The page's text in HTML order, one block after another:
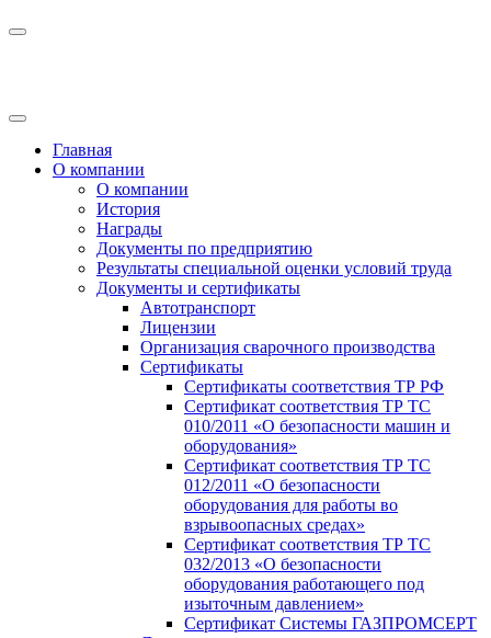
Главная
О компании
О компании
История
Награды
Документы по предприятию
Результаты специальной оценки условий труда
Документы и сертификаты
Автотранспорт
Лицензии
Организация сварочного производства
Cертификаты
Сертификаты соответствия ТР РФ
Сертификат соответствия ТР ТС
010/2011 «О безопасности машин и
оборудования»
Сертификат соответствия ТР ТС
012/2011 «О безопасности
оборудования для работы во
взрывоопасных средах»
Сертификат соответствия ТР ТС
032/2013 «О безопасности
оборудования работающего под
изыточным давлением»
Сертификат Системы ГАЗПРОМСЕРТ